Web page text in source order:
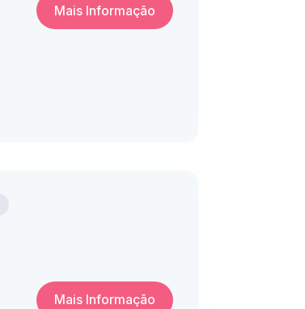
Mais Informação
Mais Informação